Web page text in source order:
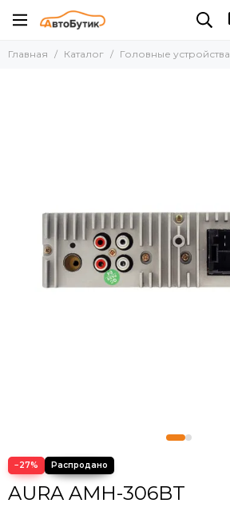
Головные устройства
Главная Каталог Головные устройства
−27%
AURA AMH-306BT